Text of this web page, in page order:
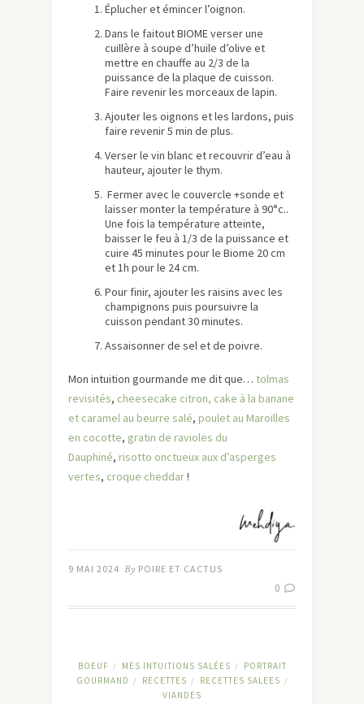
Éplucher et émincer l’oignon.
Dans le faitout BIOME verser une
cuillère à soupe d’huile d’olive et
mettre en chauffe au 2/3 de la
puissance de la plaque de cuisson.
Faire revenir les morceaux de lapin.
Ajouter les oignons et les lardons, puis
faire revenir 5 min de plus.
Verser le vin blanc et recouvrir d’eau à
hauteur, ajouter le thym.
Fermer avec le couvercle +sonde et
laisser monter la température à 90°c..
Une fois la température atteinte,
baisser le feu à 1/3 de la puissance et
cuire 45 minutes pour le Biome 20 cm
et 1h pour le 24 cm.
Pour finir, ajouter les raisins avec les
champignons puis poursuivre la
cuisson pendant 30 minutes.
Assaisonner de sel et de poivre.
Mon intuition gourmande me dit que… tolmas
revisités, cheesecake citron, cake à la banane
et caramel au beurre salé, poulet au Maroilles
en cocotte, gratin de ravioles du
Dauphiné, risotto onctueux aux d’asperges
vertes, croque cheddar!
9 MAI 2024 By POIRE ET CACTUS
0
BOEUF / MES INTUITIONS SALÉES /
PORTRAIT
GOURMAND
/ RECETTES / RECETTES SALEES /
VIANDES